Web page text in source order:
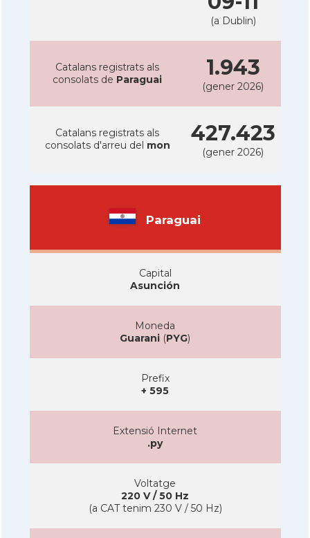
(a Dublin)
Catalans registrats als
consolats de Paraguai 1.943
(gener 2026)
Catalans registrats als
consolats d'arreu del mon 427.423
(gener 2026)
Paraguai
Capital
Asunción
Moneda
Guarani (PYG)
Prefix
+ 595
Extensió Internet
.py
Voltatge
220 V / 50 Hz
(a CAT tenim 230 V / 50 Hz)